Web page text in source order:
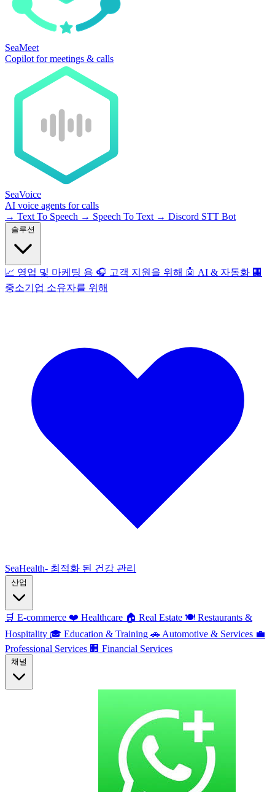
SeaMeet
Copilot for meetings & calls
SeaVoice
AI voice agents for calls
→ Text To Speech → Speech To Text → Discord STT Bot
📈 영업 및 마케팅 용 🎧 고객 지원을 위해 🤖 AI & 자동화 🏢
중소기업 소유자를 위해
SeaHealth- 최적화 된 건강 관리
🛒 E-commerce ❤️ Healthcare 🏠 Real Estate 🍽️ Restaurants &
Hospitality 🎓 Education & Training 🚗 Automotive & Services 💼
Professional Services 🏢 Financial Services